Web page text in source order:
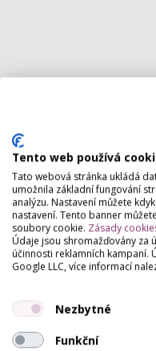
Tento web používá
Tato webová stránka ukládá
umožnila základní fungování
analýzu. Nastavení můžete
nastavení. Tento banner
soubory cookie. Zásady
Údaje jsou shromažďovány za
účinnosti reklamních kampaní.
Google LLC, více informací
Nezbytné
Funkční